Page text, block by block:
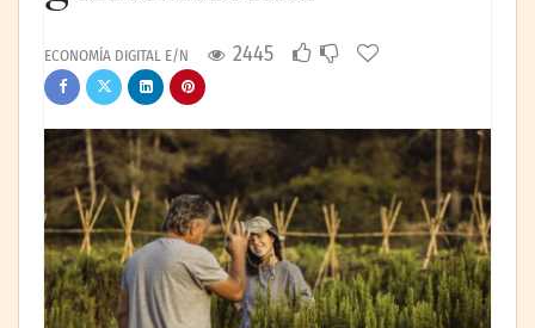
ECONOMÍA DIGITAL E/N 2445